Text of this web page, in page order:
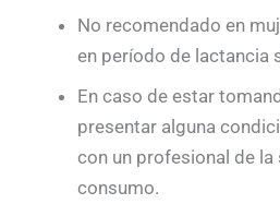
No recomendado en
en período de lactancia
En caso de estar
presentar alguna
con un profesional de la
consumo.